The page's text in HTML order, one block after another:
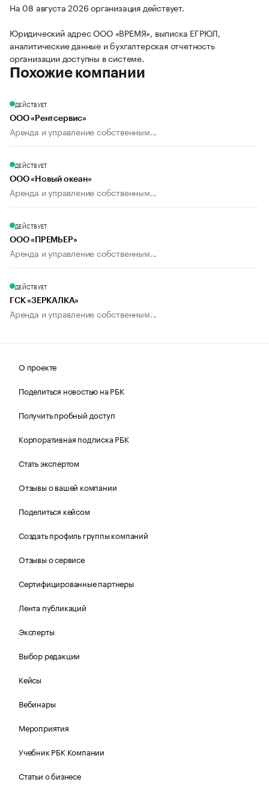
На 08 августа 2026 организация действует.
Юридический адрес ООО «ВРЕМЯ», выписка ЕГРЮЛ,
аналитические данные и бухгалтерская отчетность
организации доступны в системе.
Похожие компании
ДЕЙСТВУЕТ
ООО «Рентсервис»
Аренда и управление собственным...
ДЕЙСТВУЕТ
ООО «Новый океан»
Аренда и управление собственным...
ДЕЙСТВУЕТ
ООО «ПРЕМЬЕР»
Аренда и управление собственным...
ДЕЙСТВУЕТ
ГСК «ЗЕРКАЛКА»
Аренда и управление собственным...
О проекте
Поделиться новостью на РБК
Получить пробный доступ
Корпоративная подписка РБК
Стать экспертом
Отзывы о вашей компании
Поделиться кейсом
Создать профиль группы компаний
Отзывы о сервисе
Сертифицированные партнеры
Лента публикаций
Эксперты
Выбор редакции
Кейсы
Вебинары
Мероприятия
Учебник РБК Компании
Статьи о бизнесе